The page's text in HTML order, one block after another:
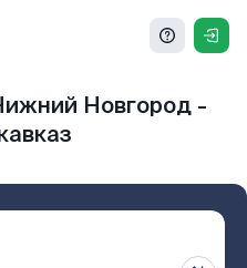
Новгород -